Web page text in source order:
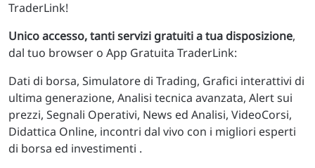
TraderLink!
Unico accesso, tanti servizi gratuiti a tua disposizione,
dal tuo browser o App Gratuita TraderLink:
Dati di borsa, Simulatore di Trading, Grafici interattivi di
ultima generazione, Analisi tecnica avanzata, Alert sui
prezzi, Segnali Operativi, News ed Analisi, VideoCorsi,
Didattica Online, incontri dal vivo con i migliori esperti
di borsa ed investimenti .